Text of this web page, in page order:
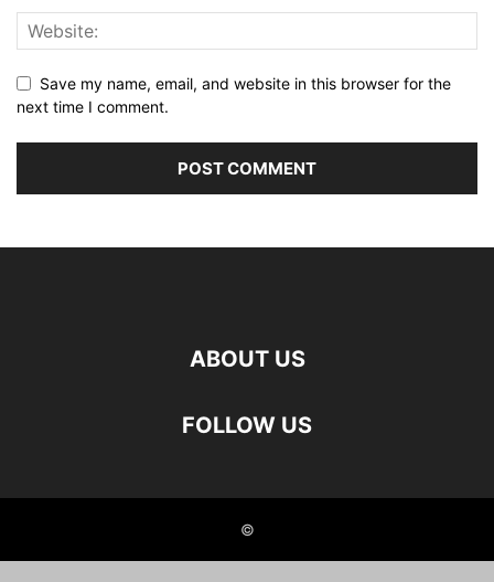
Save my name, email, and website in this browser for the
next time I comment.
ABOUT US
FOLLOW US
©